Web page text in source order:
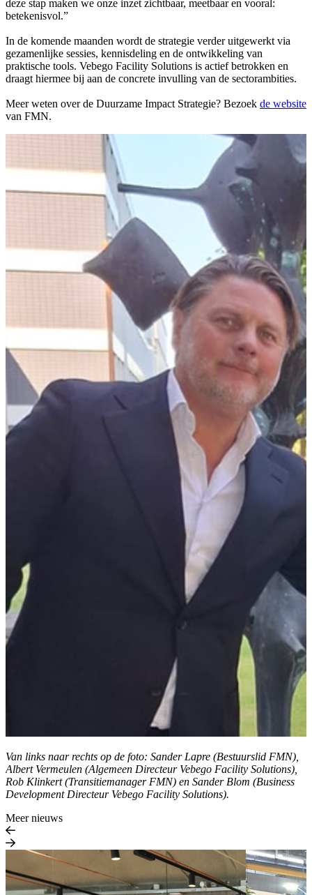
deze stap maken we onze inzet zichtbaar, meetbaar en vooral:
betekenisvol.”
In de komende maanden wordt de strategie verder uitgewerkt via
gezamenlijke sessies, kennisdeling en de ontwikkeling van
praktische tools. Vebego Facility Solutions is actief betrokken en
draagt hiermee bij aan de concrete invulling van de sectorambities.
Meer weten over de Duurzame Impact Strategie? Bezoek de website
van FMN.
Van links naar rechts op de foto: Sander Lapre (Bestuurslid FMN),
Albert Vermeulen (Algemeen Directeur Vebego Facility Solutions),
Rob Klinkert (Transitiemanager FMN) en Sander Blom (Business
Development Directeur Vebego Facility Solutions).
Meer nieuws